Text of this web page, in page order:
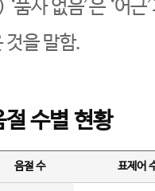
‘품사 없음’은 ‘어
것을 말함.
절 수별 현황
음절 수 표제어